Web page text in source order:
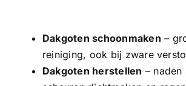
Dakgoten schoonmaken –
reiniging, ook bij zware
Dakgoten herstellen – naden